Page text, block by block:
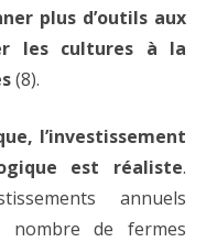
plus d’outils aux
les cultures à la
(8).
l’investissement
est réaliste.
annuels
nombre de fermes